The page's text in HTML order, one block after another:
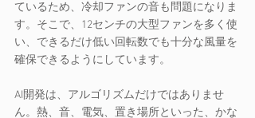
ているため、冷却ファンの音も問題になりま
す。そこで、12センチの大型ファンを多く使
い、できるだけ低い回転数でも十分な風量を
確保できるようにしています。
AI開発は、アルゴリズムだけではありませ
ん。熱、音、電気、置き場所といった、かな